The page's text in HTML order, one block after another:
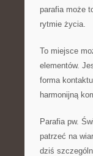
parafia może
rytmie życia.
To miejsce
elementów.
forma
harmonijną
Parafia pw.
patrzeć na
dziś